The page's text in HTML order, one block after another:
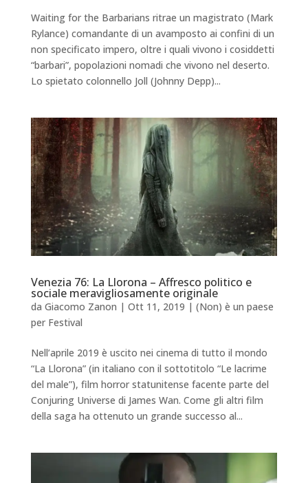
Waiting for the Barbarians ritrae un magistrato (Mark
Rylance) comandante di un avamposto ai confini di un
non specificato impero, oltre i quali vivono i cosiddetti
“barbari”, popolazioni nomadi che vivono nel deserto.
Lo spietato colonnello Joll (Johnny Depp)...
Venezia 76: La Llorona – Affresco politico e
sociale meravigliosamente originale
da Giacomo Zanon | Ott 11, 2019 | (Non) è un paese
per Festival
Nell’aprile 2019 è uscito nei cinema di tutto il mondo
“La Llorona” (in italiano con il sottotitolo “Le lacrime
del male”), film horror statunitense facente parte del
Conjuring Universe di James Wan. Come gli altri film
della saga ha ottenuto un grande successo al...